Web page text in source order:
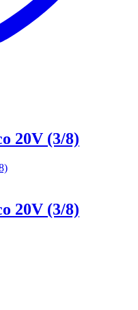
20V (3/8)
20V (3/8)